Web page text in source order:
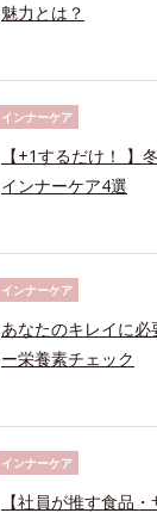
魅力とは？
インナーケア
【+1するだけ！ 】
インナーケア4選
インナーケア
あなたのキレイに必
ー栄養素チェック
インナーケア
【社員が推す食品